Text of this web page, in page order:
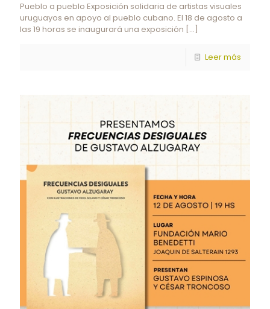
Pueblo a pueblo Exposición solidaria de artistas visuales
uruguayos en apoyo al pueblo cubano. El 18 de agosto a
las 19 horas se inaugurará una exposición […]
Leer más